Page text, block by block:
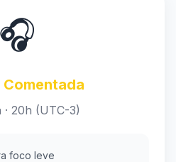
🎧
· 20h (UTC-3)
foco leve